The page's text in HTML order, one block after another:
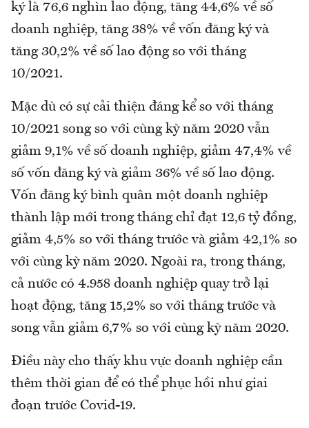
ký là 76,6 nghìn lao động, tăng 44,6% về số
doanh nghiệp, tăng 38% về vốn đăng ký và
tăng 30,2% về số lao động so với tháng
10/2021.
Mặc dù có sự cải thiện đáng kể so với tháng
10/2021 song so với cùng kỳ năm 2020 vẫn
giảm 9,1% về số doanh nghiệp, giảm 47,4% về
số vốn đăng ký và giảm 36% về số lao động.
Vốn đăng ký bình quân một doanh nghiệp
thành lập mới trong tháng chỉ đạt 12,6 tỷ đồng,
giảm 4,5% so với tháng trước và giảm 42,1% so
với cùng kỳ năm 2020. Ngoài ra, trong tháng,
cả nước có 4.958 doanh nghiệp quay trở lại
hoạt động, tăng 15,2% so với tháng trước và
song vẫn giảm 6,7% so với cùng kỳ năm 2020.
Điều này cho thấy khu vực doanh nghiệp cần
thêm thời gian để có thể phục hồi như giai
đoạn trước Covid-19.